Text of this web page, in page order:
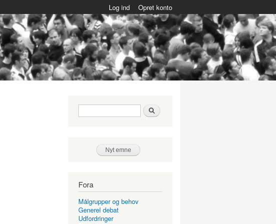
Log ind Opret konto
Søgefelt Søg
Nyt emne
Fora
Målgrupper og behov
Generel debat
Udfordringer